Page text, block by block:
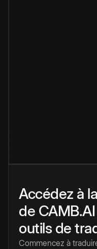
Accédez à
de CAMB.AI
outils de
Commencez à